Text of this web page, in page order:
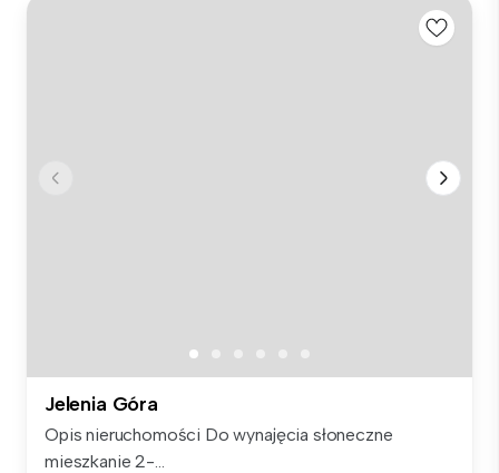
Jelenia Góra
Opis nieruchomości Do wynajęcia słoneczne
mieszkanie 2-...